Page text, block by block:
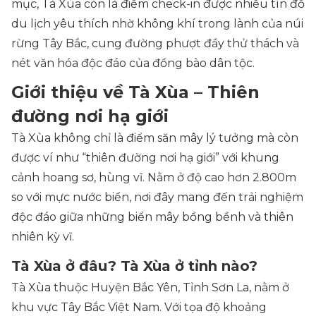
mục, Tà Xùa còn là điểm check-in được nhiều tín đồ
du lịch yêu thích nhờ không khí trong lành của núi
rừng Tây Bắc, cung đường phượt đầy thử thách và
nét văn hóa độc đáo của đồng bào dân tộc.
Giới thiệu về Tà Xùa – Thiên
đường nơi hạ giới
Tà Xùa không chỉ là điểm săn mây lý tưởng mà còn
được ví như “thiên đường nơi hạ giới” với khung
cảnh hoang sơ, hùng vĩ. Nằm ở độ cao hơn 2.800m
so với mực nước biển, nơi đây mang đến trải nghiệm
độc đáo giữa những biển mây bồng bềnh và thiên
nhiên kỳ vĩ.
Tà Xùa ở đâu? Tà Xùa ở tỉnh nào?
Tà Xùa thuộc Huyện Bắc Yên, Tỉnh Sơn La, nằm ở
khu vực Tây Bắc Việt Nam. Với tọa độ khoảng